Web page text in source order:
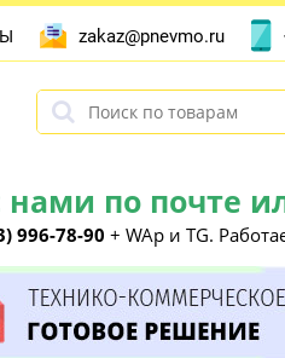
по почте
996-78-90 + WAp и TG.
zakaz@pnevmo.ru